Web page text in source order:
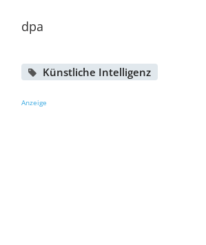
dpa
Künstliche Intelligenz
Anzeige